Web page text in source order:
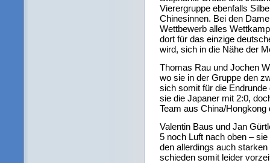
Vierergruppe ebenfalls
Chinesinnen. Bei den
Wettbewerb alles
dort für das einzige
wird, sich in die Nähe der
Thomas Rau und Jochen
wo sie in der Gruppe den
sich somit für die
sie die Japaner mit 2:0,
Team aus China/
Valentin Baus und Jan
5 noch Luft nach oben –
den allerdings auch
schieden somit leider